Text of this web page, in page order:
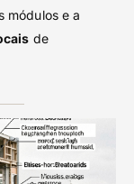
módulos e a
de